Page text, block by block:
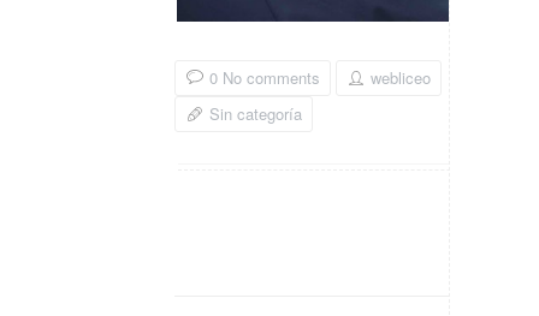
0 No comments
webliceo
Sin categoría